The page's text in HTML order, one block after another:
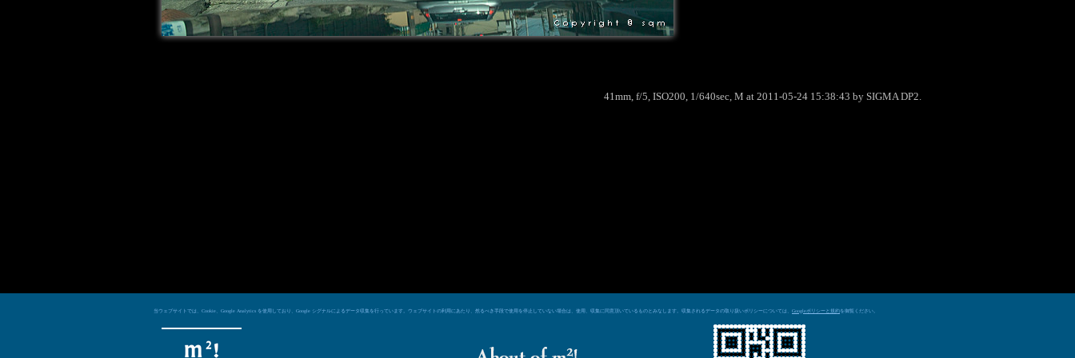
41mm, f/5, ISO200, 1/640sec, M at 2011-05-24 15:38:43 by SIGMA DP2.
当ウェブサイトでは、Cookie、Google Analytics を使用しており、Google シグナルによるデータ収集を行っています。ウェブサイトの利用にあたり、然るべき手段で使用を停止していない場合は、使用、収集に同意頂いているものとみなします。収集されるデータの取り扱いポリシーについては、 Googleポリシーと規約を御覧ください。